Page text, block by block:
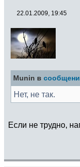
22.01.2009, 19:45
Munin в
Нет, не так.
Если не трудно,